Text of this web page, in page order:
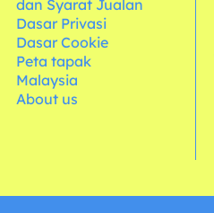
dan Syarat Jualan
Dasar Privasi
Dasar Cookie
Peta tapak
Malaysia
About us